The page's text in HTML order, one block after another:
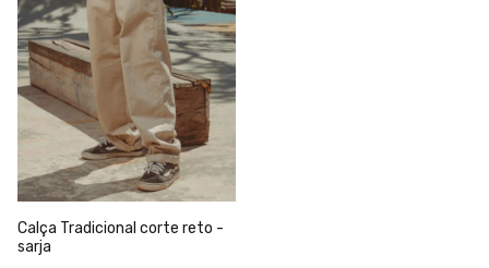
Calça Tradicional corte reto -
sarja